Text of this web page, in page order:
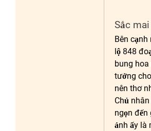
Sắc
Bên
lộ 848
bung
tưởng
nên thơ
Chủ
ngọn đến
ảnh ấy là